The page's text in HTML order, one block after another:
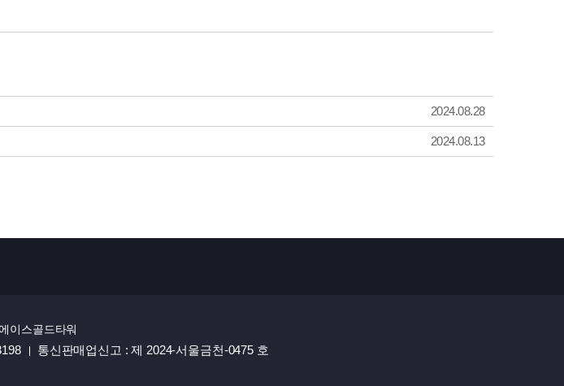
2024.08.28
2024.08.13
이스골드타워
통신판매업신고 : 제 2024-서울금천-0475 호